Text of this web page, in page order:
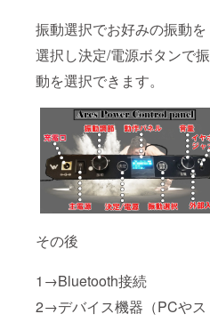
振動選択でお好みの振動を
選択し決定/電源ボタンで振
動を選択できます。
その後
1→Bluetooth接続
2→デバイス機器（PCやス